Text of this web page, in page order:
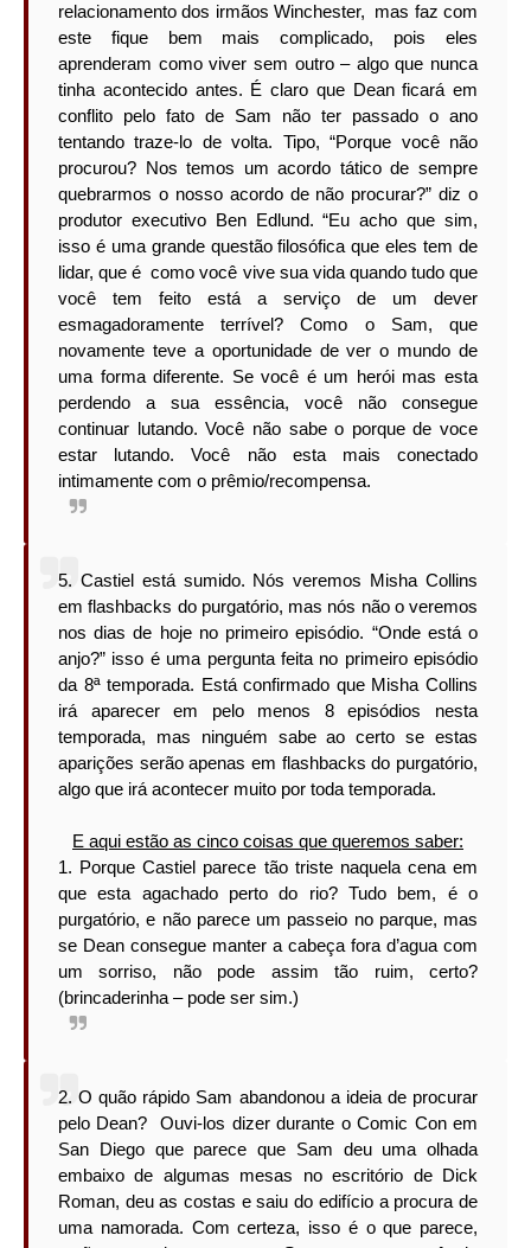
relacionamento dos irmãos Winchester, mas faz com
este fique bem mais complicado, pois eles
aprenderam como viver sem outro – algo que nunca
tinha acontecido antes. É claro que Dean ficará em
conflito pelo fato de Sam não ter passado o ano
tentando traze-lo de volta. Tipo, “Porque você não
procurou? Nos temos um acordo tático de sempre
quebrarmos o nosso acordo de não procurar?” diz o
produtor executivo Ben Edlund. “Eu acho que sim,
isso é uma grande questão filosófica que eles tem de
lidar, que é como você vive sua vida quando tudo que
você tem feito está a serviço de um dever
esmagadoramente terrível? Como o Sam, que
novamente teve a oportunidade de ver o mundo de
uma forma diferente. Se você é um herói mas esta
perdendo a sua essência, você não consegue
continuar lutando. Você não sabe o porque de voce
estar lutando. Você não esta mais conectado
intimamente com o prêmio/recompensa.
5. Castiel está sumido. Nós veremos Misha Collins
em flashbacks do purgatório, mas nós não o veremos
nos dias de hoje no primeiro episódio. “Onde está o
anjo?” isso é uma pergunta feita no primeiro episódio
da 8ª temporada. Está confirmado que Misha Collins
irá aparecer em pelo menos 8 episódios nesta
temporada, mas ninguém sabe ao certo se estas
aparições serão apenas em flashbacks do purgatório,
algo que irá acontecer muito por toda temporada.
E aqui estão as cinco coisas que queremos saber:
1. Porque Castiel parece tão triste naquela cena em
que esta agachado perto do rio? Tudo bem, é o
purgatório, e não parece um passeio no parque, mas
se Dean consegue manter a cabeça fora d’agua com
um sorriso, não pode assim tão ruim, certo?
(brincaderinha – pode ser sim.)
2. O quão rápido Sam abandonou a ideia de procurar
pelo Dean? Ouvi-los dizer durante o Comic Con em
San Diego que parece que Sam deu uma olhada
embaixo de algumas mesas no escritório de Dick
Roman, deu as costas e saiu do edifício a procura de
uma namorada. Com certeza, isso é o que parece,